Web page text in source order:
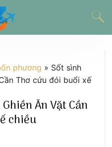
phương » Sốt sình
Thơ cứu đói buổi xế
Ăn Vặt Cần
chiều